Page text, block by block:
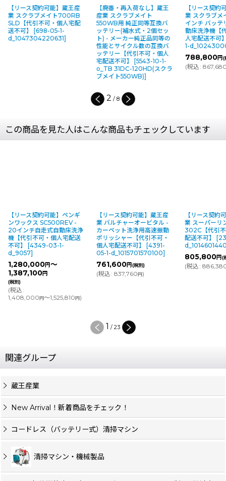
【リース契約可能】蔵王産
業 スクラブメイト700RB
SLD【代引不可・個人宅配
送不可】
[698-05-1-
d_1047304220631]
【廃番・再入荷なし】蔵王
産業 スクラブメイト
550WB用 純正同等互換バ
ッテリー(補水式・2個セッ
ト) - メーカー純正品同等の
性能とサイクル数の互換バ
ッテリー【代引不可・個人
宅配送不可】
[5543-10-1-
o_TB 31DC-120HD(スクラ
ブメイト550WB)]
【リース契約
業 スクラブ
インチ バッテ
動床洗浄機【
人宅配送不可
1-
788,800円(
(税込:
2 / 8
この商品を見た人はこんな商品もチェックしています
【リース契約可能】ペンギ
ンワックス SC500REV -
20インチ自走式自動床洗浄
機【代引不可・個人宅配送
不可】
[4349-03-1-
d_9057]
1,280,000円～
1,387,100円
(税別)
(税込:
1,408,000円～1,525,810円)
【リース契約可能】蔵王産
業 バルチャーオービタル -
カーペット洗浄用高速振動
ポリッシャー【代引不可・
個人宅配送不可】
[4391-
05-1-d_1015701570100]
761,600円(税別)
(税込: 837,760円)
【リース契約
業 スーパーリ
302C【代引
配送不可】
[
805,800円(
(税込:
1 / 23
関連グループ
蔵王産業
New Arrival！新着商品をチェック！
コードレス（バッテリー式）清掃マシン
清掃マシン・機械製品